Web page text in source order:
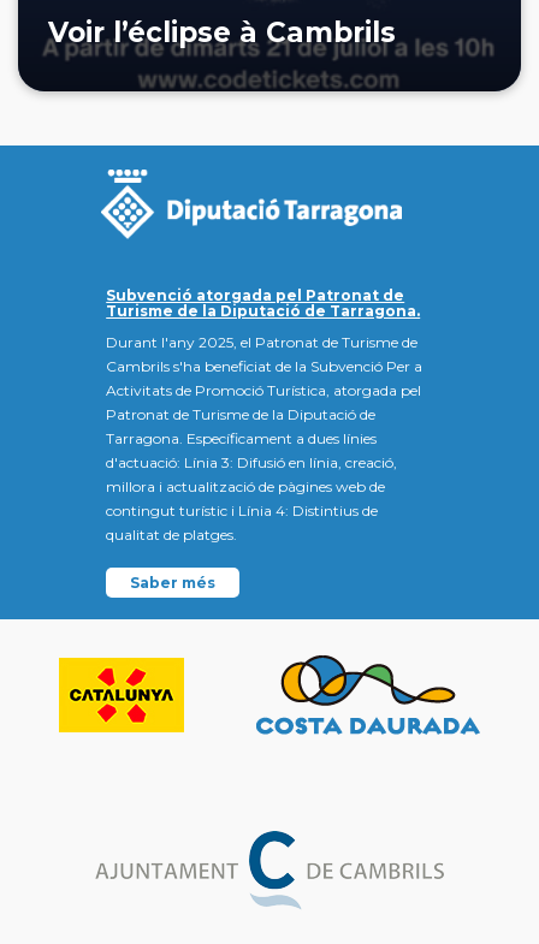
Voir l’éclipse à Cambrils
Subvenció atorgada pel Patronat de
Turisme de la Diputació de Tarragona.
Durant l'any 2025, el Patronat de Turisme de
Cambrils s'ha beneficiat de la Subvenció Per a
Activitats de Promoció Turística, atorgada pel
Patronat de Turisme de la Diputació de
Tarragona. Específicament a dues línies
d'actuació: Línia 3: Difusió en línia, creació,
millora i actualització de pàgines web de
contingut turístic i Línia 4: Distintius de
qualitat de platges.
Saber més